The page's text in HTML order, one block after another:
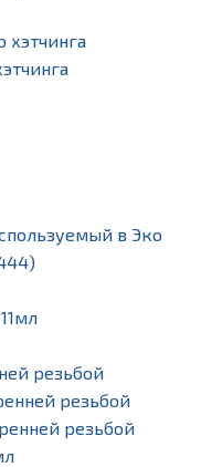
хэтчинга
в Эко
резьбой
резьбой
резьбой